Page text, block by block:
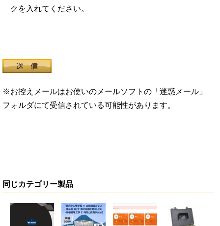
クを入れてください。
※お控えメールはお使いのメールソフトの「迷惑メール」
フォルダにて受信されている可能性があります。
同じカテゴリー製品